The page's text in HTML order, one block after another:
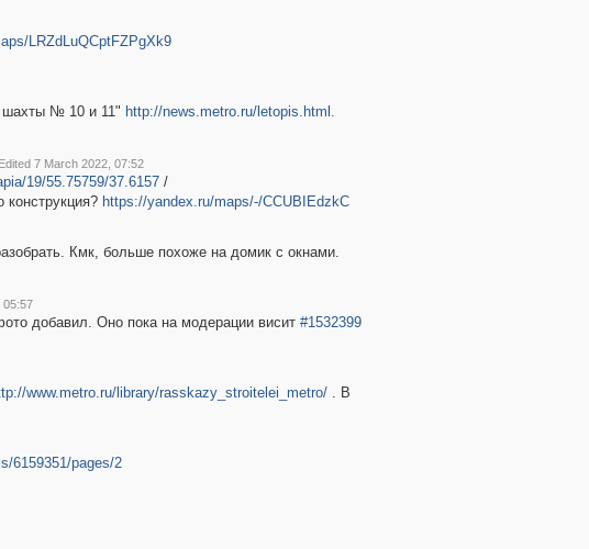
LRZdLuQCptFZPgXk9
№ 10 и 11" http://news.metro.ru/letopis.html.
Edited 7 March 2022, 07:52
19/55.75759/37.6157/
конструкция? https://yandex.ru/maps/-/CCUBIEdzkC
Кмк, больше похоже на домик с окнами.
05:57
добавил. Оно пока на модерации висит #1532399
www.metro.ru/library/rasskazy_stroitelei_metro/. В
6159351/pages/2